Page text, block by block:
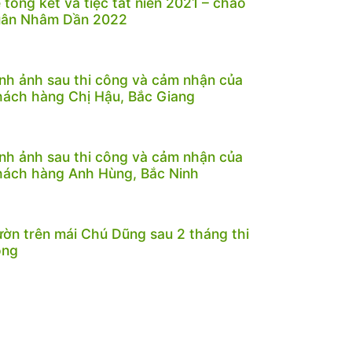
Nhâm Dần 2022
ảnh sau thi công và cảm nhận của
hàng Chị Hậu, Bắc Giang
ảnh sau thi công và cảm nhận của
hàng Anh Hùng, Bắc Ninh
trên mái Chú Dũng sau 2 tháng thi